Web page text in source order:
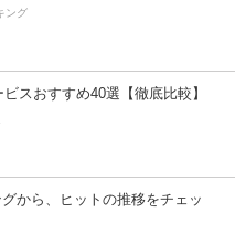
ング
スおすすめ40選【徹底比較】
から、ヒットの推移をチェッ